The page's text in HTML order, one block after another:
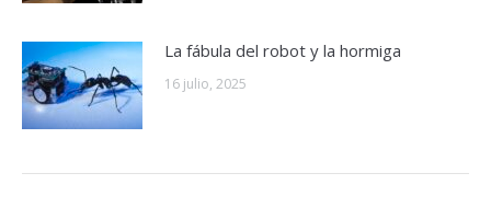
La fábula del robot y la hormiga
16 julio, 2025